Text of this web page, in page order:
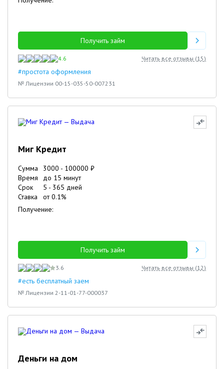
Получить займ
4.6 Читать все отзывы (15)
#простота оформления
№ Лицензии 00-15-035-50-007231
Миг Кредит
Сумма 3000 - 100000 ₽
Время
до 15 минут
Срок
5 - 365 дней
Ставка
от0.1%
Получение:
Получить займ
3.6 Читать все отзывы (12)
#есть бесплатный заем
№ Лицензии 2-11-01-77-000037
Деньги на дом